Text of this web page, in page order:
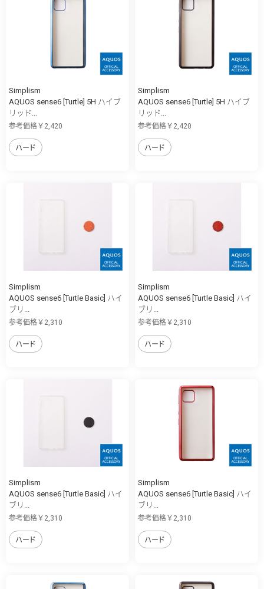
Simplism
AQUOS sense6 [Turtle] 5H ハイブ
リッド...
参考価格￥2,420
ハード
Simplism
AQUOS sense6 [Turtle] 5H ハイブ
リッド...
参考価格￥2,420
ハード
Simplism
AQUOS sense6 [Turtle Basic] ハイ
ブリ...
参考価格￥2,310
ハード
Simplism
AQUOS sense6 [Turtle Basic] ハイ
ブリ...
参考価格￥2,310
ハード
Simplism
AQUOS sense6 [Turtle Basic] ハイ
ブリ...
参考価格￥2,310
ハード
Simplism
AQUOS sense6 [Turtle Basic] ハイ
ブリ...
参考価格￥2,310
ハード